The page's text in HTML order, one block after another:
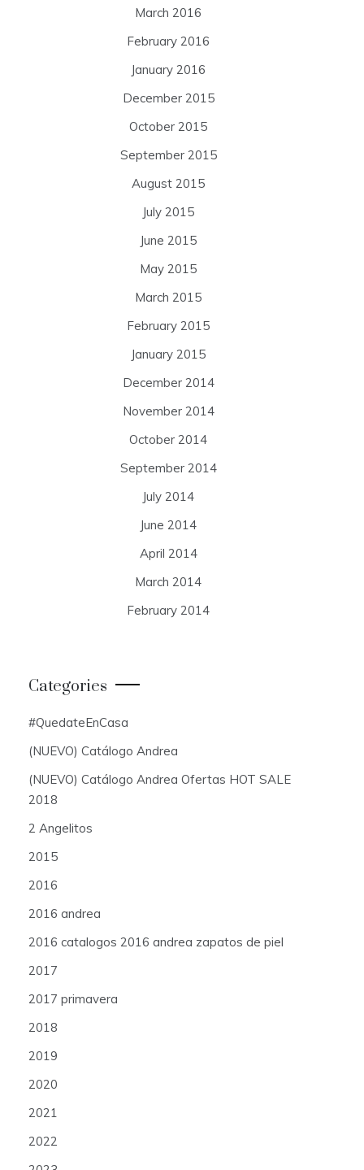
March 2016
February 2016
January 2016
December 2015
October 2015
September 2015
August 2015
July 2015
June 2015
May 2015
March 2015
February 2015
January 2015
December 2014
November 2014
October 2014
September 2014
July 2014
June 2014
April 2014
March 2014
February 2014
Categories
#QuedateEnCasa
(NUEVO) Catálogo Andrea
(NUEVO) Catálogo Andrea Ofertas HOT SALE
2018
2 Angelitos
2015
2016
2016 andrea
2016 catalogos 2016 andrea zapatos de piel
2017
2017 primavera
2018
2019
2020
2021
2022